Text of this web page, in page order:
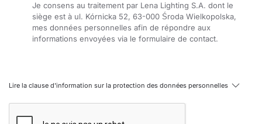
Je consens au traitement par Lena Lighting S.A. dont le
siège est à ul. Kórnicka 52, 63-000 Środa Wielkopolska,
mes données personnelles afin de répondre aux
informations envoyées via le formulaire de contact.
Lire la clause d'information sur la protection des données personnelles